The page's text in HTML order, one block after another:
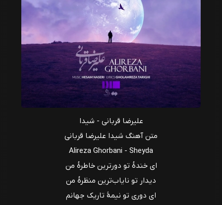
علیرضا قربانی - شیدا
متن آهنگ شیدا علیرضا قربانی
Alireza Ghorbani - Sheyda
ای خندهٔ تو دورترین خاطرهٔ من
دیدار تو نایاب‌ترین منظرهٔ من
ای دوری تو نیمهٔ تاریک جهانم